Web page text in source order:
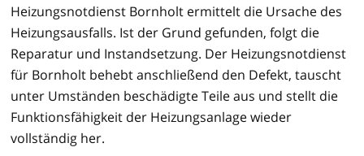
Heizungsnotdienst Bornholt ermittelt die Ursache des
Heizungsausfalls. Ist der Grund gefunden, folgt die
Reparatur und Instandsetzung. Der Heizungsnotdienst
für Bornholt behebt anschließend den Defekt, tauscht
unter Umständen beschädigte Teile aus und stellt die
Funktionsfähigkeit der Heizungsanlage wieder
vollständig her.